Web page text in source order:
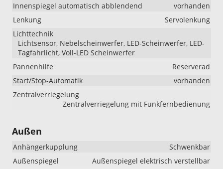
Innenspiegel automatisch abblendend
vorhanden
Lenkung
Servolenkung
Lichttechnik
Lichtsensor, Nebelscheinwerfer, LED-Scheinwerfer, LED-
Tagfahrlicht, Voll-LED Scheinwerfer
Pannenhilfe
Reserverad
Start/Stop-Automatik
vorhanden
Zentralverriegelung
Zentralverriegelung mit Funkfernbedienung
Außen
Anhängerkupplung
Schwenkbar
Außenspiegel
Außenspiegel elektrisch verstellbar